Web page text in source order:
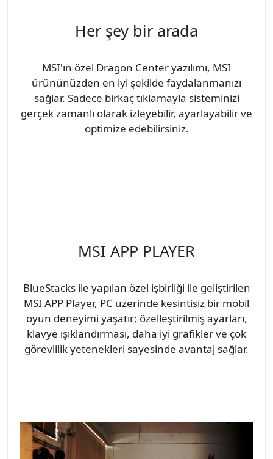
Her şey bir arada
MSI'ın özel Dragon Center yazılımı, MSI
ürününüzden en iyi şekilde faydalanmanızı
sağlar. Sadece birkaç tıklamayla sisteminizi
gerçek zamanlı olarak izleyebilir, ayarlayabilir ve
optimize edebilirsiniz.
MSI APP PLAYER
BlueStacks ile yapılan özel işbirliği ile geliştirilen
MSI APP Player, PC üzerinde kesintisiz bir mobil
oyun deneyimi yaşatır; özelleştirilmiş ayarları,
klavye ışıklandırması, daha iyi grafikler ve çok
görevlilik yetenekleri sayesinde avantaj sağlar.